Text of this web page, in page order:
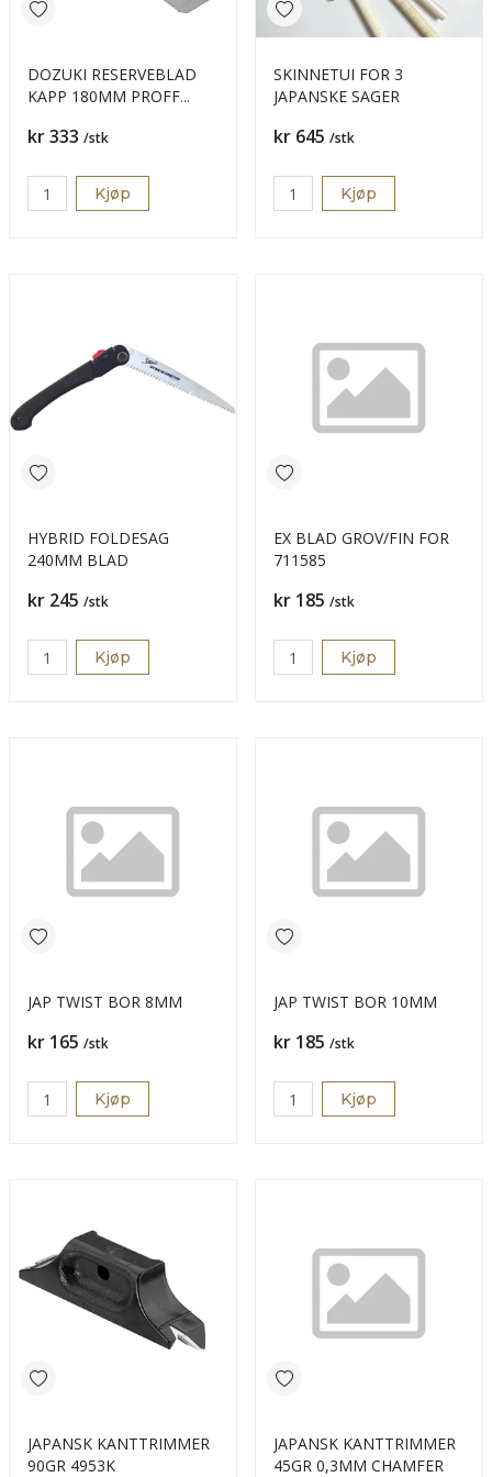
DOZUKI RESERVEBLAD
KAPP 180MM PROFF
Pris
kr 333 /stk
Kjøp
SKINNETUI FOR 3
JAPANSKE SAGER
Pris
kr 645 /stk
Kjøp
HYBRID FOLDESAG
240MM BLAD
Pris
kr 245 /stk
Kjøp
EX BLAD GROV/FIN FOR
711585
Pris
kr 185 /stk
Kjøp
JAP TWIST BOR 8MM
Pris
kr 165 /stk
Kjøp
JAP TWIST BOR 10MM
Pris
kr 185 /stk
Kjøp
JAPANSK KANTTRIMMER
90GR 4953K
JAPANSK KANTTRIMMER
45GR 0,3MM CHAMFER